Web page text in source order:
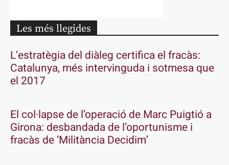
Les més llegides
L’estratègia del diàleg certifica el fracàs:
Catalunya, més intervinguda i sotmesa que
el 2017
El col·lapse de l’operació de Marc Puigtió a
Girona: desbandada de l’oportunisme i
fracàs de ‘Militància Decidim’